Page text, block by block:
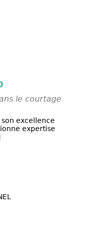
le courtage
excellence
expertise